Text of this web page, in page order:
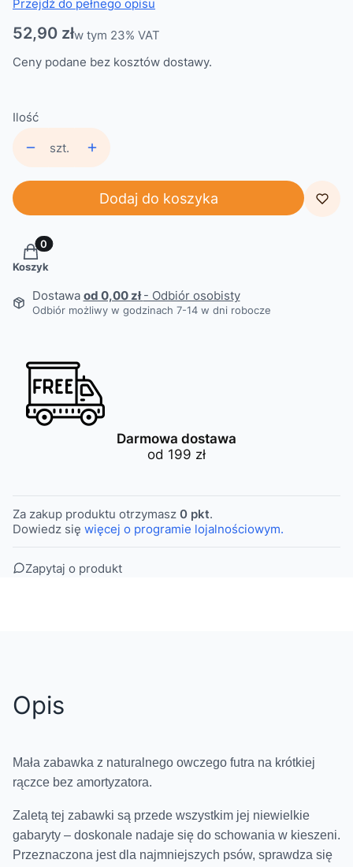
Przejdź do pełnego opisu
Cena
52,90 złw tym 23% VAT
w tym 23% VAT
Ceny podane bez kosztów dostawy.
Ilość
szt.
Dodaj do koszyka
Produkty w koszyku: 0. Zobacz szczegóły
Koszyk
Dostawa od 0,00 zł- Odbiór osobisty
Odbiór możliwy w godzinach 7-14 w dni robocze
Darmowa dostawa
od 199 zł
Za zakup produktu otrzymasz 0 pkt.
Dowiedz się więcej o programie lojalnościowym.
Zapytaj o produkt
Opis
Mała zabawka z naturalnego owczego futra na krótkiej
rączce bez amortyzatora.
Zaletą tej zabawki są przede wszystkim jej niewielkie
gabaryty – doskonale nadaje się do schowania w kieszeni.
Przeznaczona jest dla najmniejszych psów, sprawdza się